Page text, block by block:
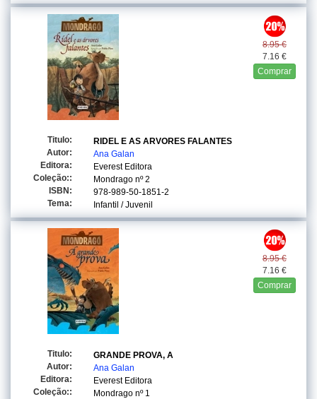
8.95 €
7.16 €
Comprar
Titulo:
RIDEL E AS ARVORES FALANTES
Autor:
Ana Galan
Editora:
Everest Editora
Coleção::
Mondrago nº 2
ISBN:
978-989-50-1851-2
Tema:
Infantil / Juvenil
8.95 €
7.16 €
Comprar
Titulo:
GRANDE PROVA, A
Autor:
Ana Galan
Editora:
Everest Editora
Coleção::
Mondrago nº 1